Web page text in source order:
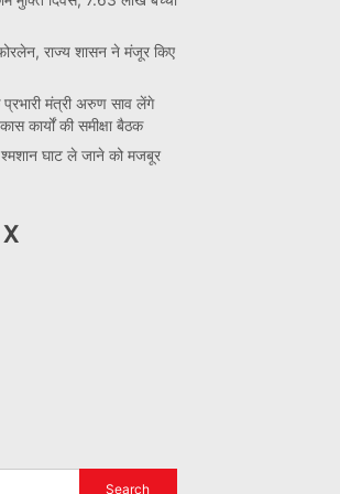
राज्य शासन ने मंजूर किए
मंत्री अरुण साव लेंगे
कार्यों की समीक्षा बैठक
घाट ले जाने को मजबूर